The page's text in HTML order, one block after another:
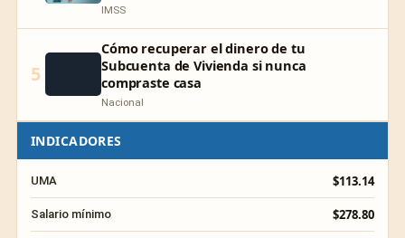
IMSS
5
Cómo recuperar el dinero de tu
Subcuenta de Vivienda si nunca
compraste casa
Nacional
INDICADORES
UMA $113.14
Salario mínimo $278.80